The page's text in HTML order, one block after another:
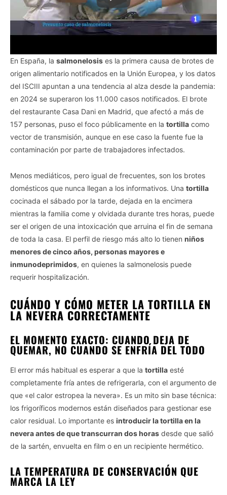
En España, la salmonelosis es la primera causa de brotes de
origen alimentario notificados en la Unión Europea, y los datos
del ISCIII apuntan a una tendencia al alza desde la pandemia:
en 2024 se superaron los 11.000 casos notificados. El brote
del restaurante Casa Dani en Madrid, que afectó a más de
157 personas, puso el foco públicamente en la tortilla como
vector de transmisión, aunque en ese caso la fuente fue la
contaminación por parte de trabajadores infectados.
Menos mediáticos, pero igual de frecuentes, son los brotes
domésticos que nunca llegan a los informativos. Una tortilla
cocinada el sábado por la tarde, dejada en la encimera
mientras la familia come y olvidada durante tres horas, puede
ser el origen de una intoxicación que arruina el fin de semana
de toda la casa. El perfil de riesgo más alto lo tienen niños
menores de cinco años, personas mayores e
inmunodeprimidos, en quienes la salmonelosis puede
requerir hospitalización.
CUÁNDO Y CÓMO METER LA TORTILLA EN
LA NEVERA CORRECTAMENTE
EL MOMENTO EXACTO: CUANDO DEJA DE
QUEMAR, NO CUANDO SE ENFRÍA DEL TODO
El error más habitual es esperar a que la tortilla esté
completamente fría antes de refrigerarla, con el argumento de
que «el calor estropea la nevera». Es un mito sin base técnica:
los frigoríficos modernos están diseñados para gestionar ese
calor residual. Lo importante es introducir la tortilla en la
nevera antes de que transcurran dos horas desde que salió
de la sartén, envuelta en film o en un recipiente hermético.
LA TEMPERATURA DE CONSERVACIÓN QUE
MARCA LA LEY